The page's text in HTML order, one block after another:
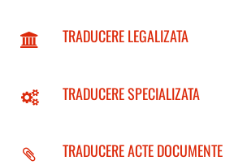
TRADUCERE LEGALIZATA
TRADUCERE SPECIALIZATA
TRADUCERE ACTE DOCUMENTE